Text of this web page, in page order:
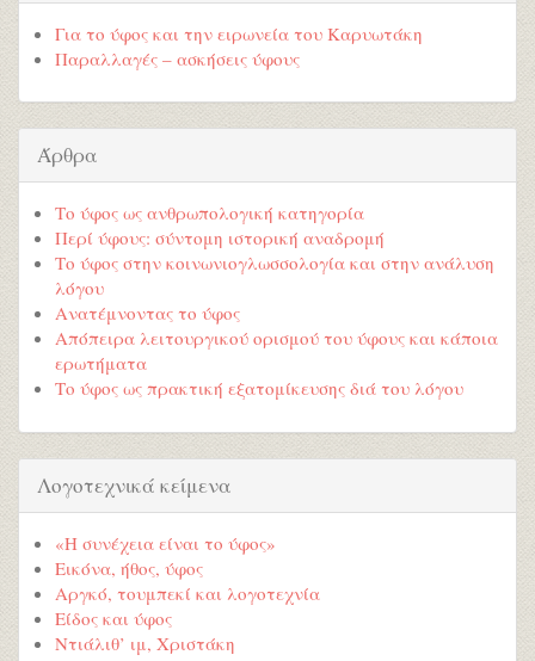
Για το ύφος και την ειρωνεία του Καρυωτάκη
Παραλλαγές – ασκήσεις ύφους
Άρθρα
Το ύφος ως ανθρωπολογική κατηγορία
Περί ύφους: σύντομη ιστορική αναδρομή
Το ύφος στην κοινωνιογλωσσολογία και στην ανάλυση
λόγου
Ανατέμνοντας το ύφος
Απόπειρα λειτουργικού ορισμού του ύφους και κάποια
ερωτήματα
Το ύφος ως πρακτική εξατομίκευσης διά του λόγου
Λογοτεχνικά κείμενα
«Η συνέχεια είναι το ύφος»
Εικόνα, ήθος, ύφος
Αργκό, τουμπεκί και λογοτεχνία
Είδος και ύφος
Ντιάλιθ’ ιμ, Χριστάκη